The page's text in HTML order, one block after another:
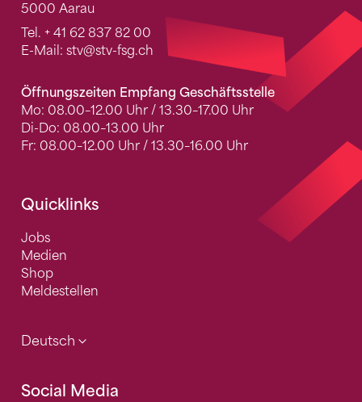
5000 Aarau
Tel. + 41 62 837 82 00
E-Mail: stv@stv-fsg.ch
Öffnungszeiten Empfang Geschäftsstelle
Mo: 08.00–12.00 Uhr / 13.30–17.00 Uhr
Di-Do: 08.00–13.00 Uhr
Fr: 08.00–12.00 Uhr / 13.30–16.00 Uhr
Quicklinks
Jobs
Medien
Shop
Meldestellen
Deutsch
Social Media